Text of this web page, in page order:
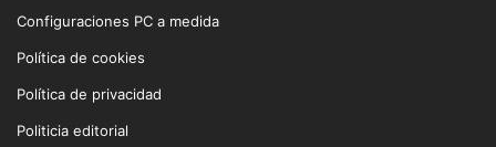
Configuraciones PC a medida
Política de cookies
Política de privacidad
Politicia editorial